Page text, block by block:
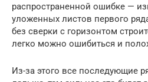
распространенной ошибке —
уложенных листов первого
без сверки с горизонтом
легко можно ошибиться и
Из-за этого все последующие